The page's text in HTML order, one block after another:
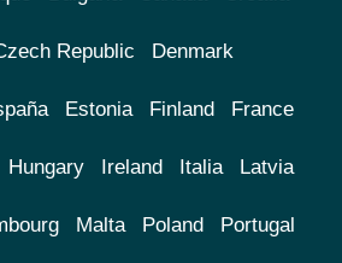
Republic Denmark
Estonia Finland France
Hungary Ireland Italia Latvia
Malta Poland Portugal